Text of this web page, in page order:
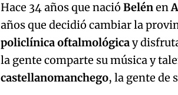
Hace 34 años que nacióBelénen
años que decidió cambiar la
policlínica oftalmológicay
la gente comparte su música y
castellanomanchego, la gente de